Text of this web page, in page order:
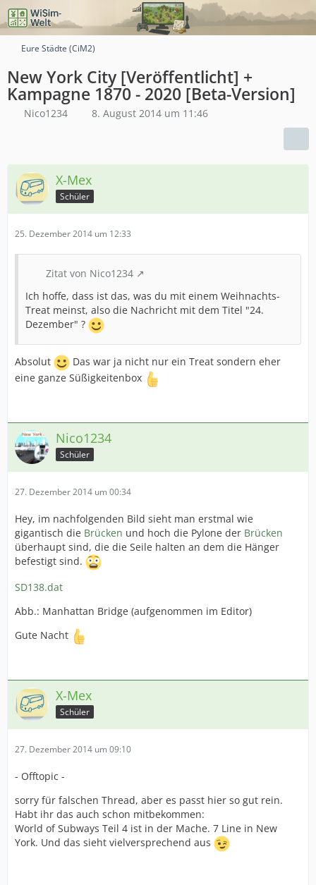
Eure Städte (CiM2)
New York City [Veröffentlicht] +
Kampagne 1870 - 2020 [Beta-Version]
Nico1234 8. August 2014 um 11:46
X-Mex
Schüler
25. Dezember 2014 um 12:33
Zitat von Nico1234
Ich hoffe, dass ist das, was du mit einem Weihnachts-
Treat meinst, also die Nachricht mit dem Titel "24.
Dezember" ?
Absolut
Das war ja nicht nur ein Treat sondern eher
eine ganze Süßigkeitenbox
Nico1234
Schüler
27. Dezember 2014 um 00:34
Hey, im nachfolgenden Bild sieht man erstmal wie
gigantisch die Brücken und hoch die Pylone der Brücken
überhaupt sind, die die Seile halten an dem die Hänger
befestigt sind.
SD138.dat
Abb.: Manhattan Bridge (aufgenommen im Editor)
Gute Nacht
X-Mex
Schüler
27. Dezember 2014 um 09:10
- Offtopic -
sorry für falschen Thread, aber es passt hier so gut rein.
Habt ihr das auch schon mitbekommen:
World of Subways Teil 4 ist in der Mache. 7 Line in New
York. Und das sieht vielversprechend aus